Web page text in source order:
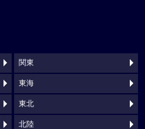
関東
東海
東北
北陸